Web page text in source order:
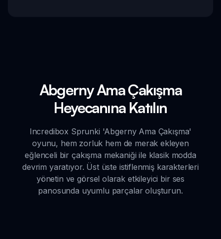
Abgerny Ama Çakışma
Heyecanına Katılın
Incredibox Sprunki 'Abgerny Ama Çakışma'
oyunu, hem zorluk hem de merak ekleyen
eğlenceli bir çakışma mekaniği ile klasik modda
devrim yaratıyor. Üst üste istiflenmiş karakterleri
yönetin ve görsel olarak etkileyici bir ses
panosunda uyumlu parçalar oluşturun.